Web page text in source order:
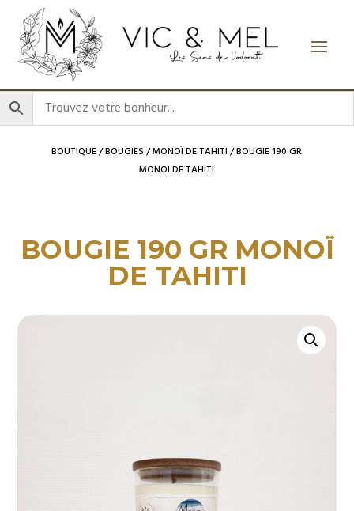
BOUTIQUE/BOUGIES /MONOÏ DE TAHITI / BOUGIE 190 GR
MONOÏ DE TAHITI
BOUGIE 190 GR MONOÏ
DE TAHITI